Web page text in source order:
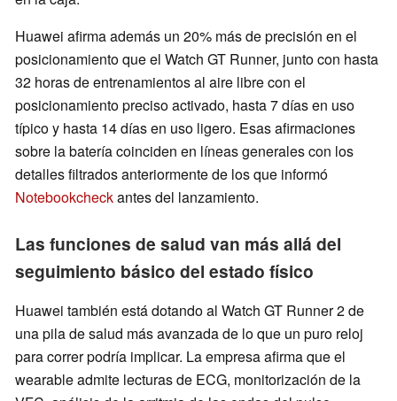
Huawei afirma además un 20% más de precisión en el
posicionamiento que el Watch GT Runner, junto con hasta
32 horas de entrenamientos al aire libre con el
posicionamiento preciso activado, hasta 7 días en uso
típico y hasta 14 días en uso ligero. Esas afirmaciones
sobre la batería coinciden en líneas generales con los
detalles filtrados anteriormente de los que informó
Notebookcheckantes del lanzamiento.
Las funciones de salud van más allá del
seguimiento básico del estado físico
Huawei también está dotando al Watch GT Runner 2 de
una pila de salud más avanzada de lo que un puro reloj
para correr podría implicar. La empresa afirma que el
wearable admite lecturas de ECG, monitorización de la